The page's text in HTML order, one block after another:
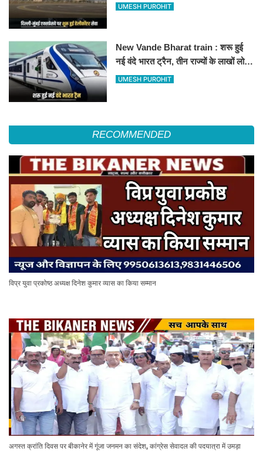
हेलीकॉप्टर सर्विस से तुरंत घायल पहुंचेगा
UMESH PUROHIT
New Vande Bharat train : शरू हुई
नई वंदे भारत ट्रैन, तीन राज्यों के लाखों लोगों
का सफर होगा आसान, देखें पूरा रूटमैप
UMESH PUROHIT
RECOMMENDED
विप्र युवा प्रकोष्ठ अध्यक्ष दिनेश कुमार व्यास का किया सम्मान
अगस्त क्रांति दिवस पर बीकानेर में गूंजा जनमन का संदेश, कांग्रेस सेवादल की पदयात्रा में उमड़ा